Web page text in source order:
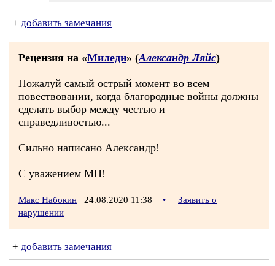
+ добавить замечания
Рецензия на «Миледи» (Александр Ляйс)
Пожалуй самый острый момент во всем
повествовании, когда благородные войны должны
сделать выбор между честью и
справедливостью...
Сильно написано Александр!
С уважением МН!
Макс Набокин 24.08.2020 11:38 •
Заявить о
нарушении
+ добавить замечания